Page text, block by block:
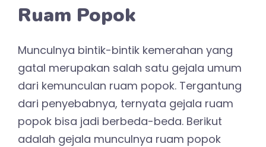
Ruam Popok
Munculnya bintik-bintik kemerahan yang
gatal merupakan salah satu gejala umum
dari kemunculan ruam popok. Tergantung
dari penyebabnya, ternyata gejala ruam
popok bisa jadi berbeda-beda. Berikut
adalah gejala munculnya ruam popok